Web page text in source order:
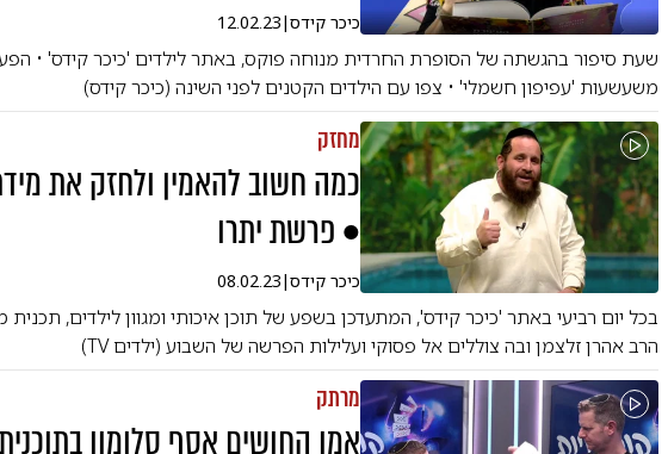
כיכר קידס|
12.02.23
שעת סיפור בהגשתה של הסופרת החרדית מנוחה פוקס, באתר לילדים 'כיכר קידס' •
משעשעות 'עפיפון חשמלי' • צפו עם הילדים הקטנים לפני השינה (כיכר קידס)
מחזק
כמה חשוב להאמין ולחזק את
• פרשת יתרו
כיכר קידס|
08.02.23
בכל יום רביעי באתר 'כיכר קידס', המתעדכן בשפע של תוכן איכותי ומגוון לילדים,
הרב אהרן זלצמן ובה צוללים אל פסוקי ועלילות הפרשה של השבוע (ילדים TV)
מרתק
אמן החושים אסף סלומון